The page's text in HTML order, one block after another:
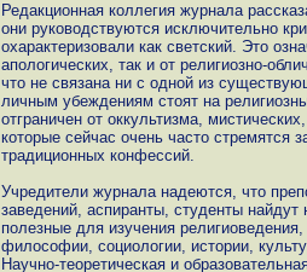
Редакционная коллегия журнала
они руководствуются исключительно
охарактеризовали как светский. Это
апологических, так и от религиозно-
что не связана ни с одной из
личным убеждениям стоят на
отграничен от оккультизма,
которые сейчас очень часто стремятся
традиционных конфессий.
Учредители журнала надеются, что
заведений, аспиранты, студенты
полезные для изучения
философии, социологии, истории,
Научно-теоретическая и